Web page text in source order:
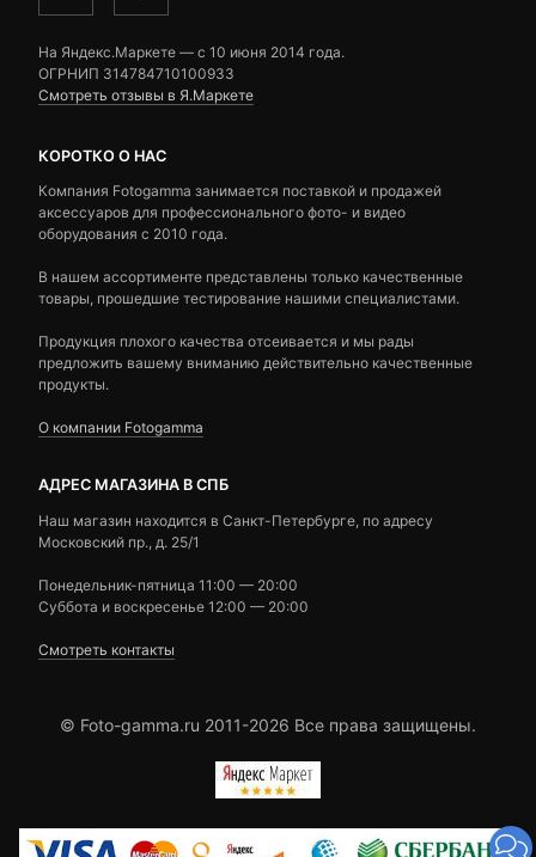
На Яндекс.Маркете — c 10 июня 2014 года.
ОГРНИП 314784710100933
Смотреть отзывы в Я.Маркете
КОРОТКО О НАС
Компания Fotogamma занимается поставкой и продажей
аксессуаров для профессионального фото- и видео
оборудования с 2010 года.
В нашем ассортименте представлены только качественные
товары, прошедшие тестирование нашими специалистами.
Продукция плохого качества отсеивается и мы рады
предложить вашему вниманию действительно качественные
продукты.
О компании Fotogamma
АДРЕС МАГАЗИНА В СПБ
Наш магазин находится в Санкт-Петербурге, по адресу
Московский пр., д. 25/1
Понедельник-пятница 11:00 — 20:00
Суббота и воскресенье 12:00 — 20:00
Смотреть контакты
© Foto-gamma.ru 2011-2026 Все права защищены.